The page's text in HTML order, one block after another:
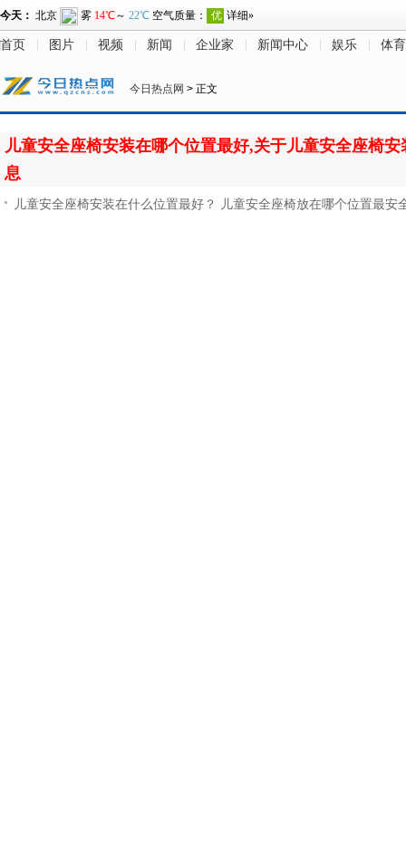
首页 图片 视频 新闻 企业家 新闻中心 娱乐 体育
今日热点网 > 正文
儿童安全座椅安装在哪个位置最好,关于儿童安全座椅
息
儿童安全座椅安装在什么位置最好？ 儿童安全座椅放在哪个位置最安